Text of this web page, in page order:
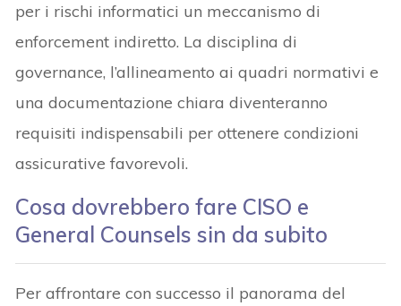
per i rischi informatici un meccanismo di
enforcement indiretto. La disciplina di
governance, l’allineamento ai quadri normativi e
una documentazione chiara diventeranno
requisiti indispensabili per ottenere condizioni
assicurative favorevoli.
Cosa dovrebbero fare CISO e
General Counsels sin da subito
Per affrontare con successo il panorama del